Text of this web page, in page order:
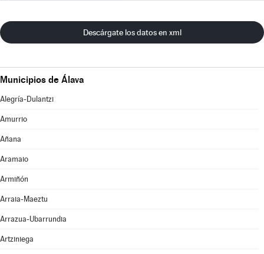
Descárgate los datos en xml
Municipios de Álava
Alegría-Dulantzi
Amurrio
Añana
Aramaio
Armiñón
Arraia-Maeztu
Arrazua-Ubarrundia
Artziniega